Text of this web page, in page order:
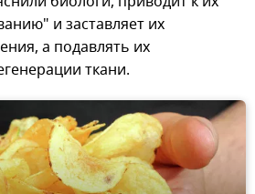
и заставляет их
а подавлять их
ткани.